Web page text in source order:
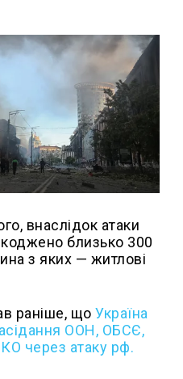
внаслідок атаки
близько 300
з яких — житлові
раніше, що Україна
ООН, ОБСЄ,
через атаку рф.